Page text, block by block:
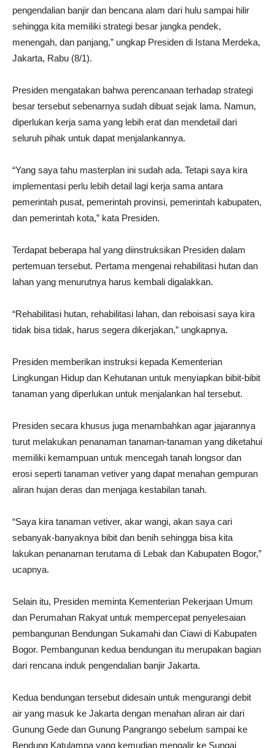
pengendalian banjir dan bencana alam dari hulu sampai hilir
sehingga kita memiliki strategi besar jangka pendek,
menengah, dan panjang,” ungkap Presiden di Istana Merdeka,
Jakarta, Rabu (8/1).
Presiden mengatakan bahwa perencanaan terhadap strategi
besar tersebut sebenarnya sudah dibuat sejak lama. Namun,
diperlukan kerja sama yang lebih erat dan mendetail dari
seluruh pihak untuk dapat menjalankannya.
“Yang saya tahu masterplan ini sudah ada. Tetapi saya kira
implementasi perlu lebih detail lagi kerja sama antara
pemerintah pusat, pemerintah provinsi, pemerintah kabupaten,
dan pemerintah kota,” kata Presiden.
Terdapat beberapa hal yang diinstruksikan Presiden dalam
pertemuan tersebut. Pertama mengenai rehabilitasi hutan dan
lahan yang menurutnya harus kembali digalakkan.
“Rehabilitasi hutan, rehabilitasi lahan, dan reboisasi saya kira
tidak bisa tidak, harus segera dikerjakan,” ungkapnya.
Presiden memberikan instruksi kepada Kementerian
Lingkungan Hidup dan Kehutanan untuk menyiapkan bibit-bibit
tanaman yang diperlukan untuk menjalankan hal tersebut.
Presiden secara khusus juga menambahkan agar jajarannya
turut melakukan penanaman tanaman-tanaman yang diketahui
memiliki kemampuan untuk mencegah tanah longsor dan
erosi seperti tanaman vetiver yang dapat menahan gempuran
aliran hujan deras dan menjaga kestabilan tanah.
“Saya kira tanaman vetiver, akar wangi, akan saya cari
sebanyak-banyaknya bibit dan benih sehingga bisa kita
lakukan penanaman terutama di Lebak dan Kabupaten Bogor,”
ucapnya.
Selain itu, Presiden meminta Kementerian Pekerjaan Umum
dan Perumahan Rakyat untuk mempercepat penyelesaian
pembangunan Bendungan Sukamahi dan Ciawi di Kabupaten
Bogor. Pembangunan kedua bendungan itu merupakan bagian
dari rencana induk pengendalian banjir Jakarta.
Kedua bendungan tersebut didesain untuk mengurangi debit
air yang masuk ke Jakarta dengan menahan aliran air dari
Gunung Gede dan Gunung Pangrango sebelum sampai ke
Bendung Katulampa yang kemudian mengalir ke Sungai